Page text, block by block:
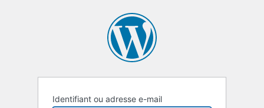
Identifiant ou adresse e-mail